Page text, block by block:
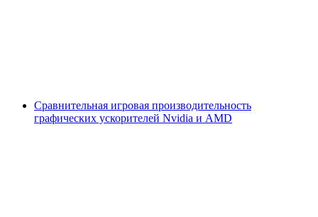
Сравнительная игровая производительность
графических ускорителей Nvidia и AMD